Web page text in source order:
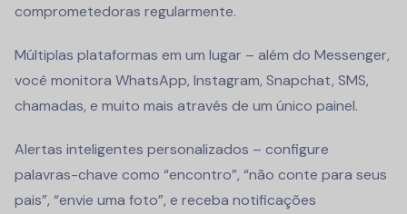
comprometedoras regularmente.
Múltiplas plataformas em um lugar – além do Messenger,
você monitora WhatsApp, Instagram, Snapchat, SMS,
chamadas, e muito mais através de um único painel.
Alertas inteligentes personalizados – configure
palavras-chave como “encontro”, “não conte para seus
pais”, “envie uma foto”, e receba notificações